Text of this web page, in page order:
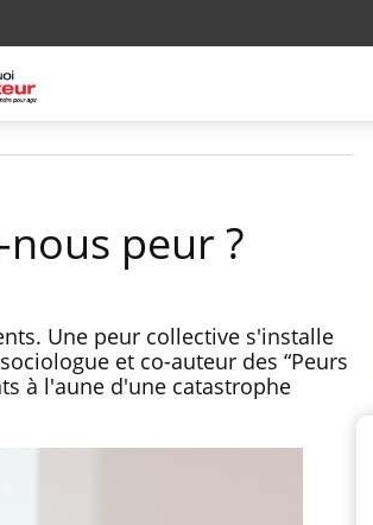
peur ?
Une peur collective s'installe
et co-auteur des “Peurs
à l'aune d'une catastrophe